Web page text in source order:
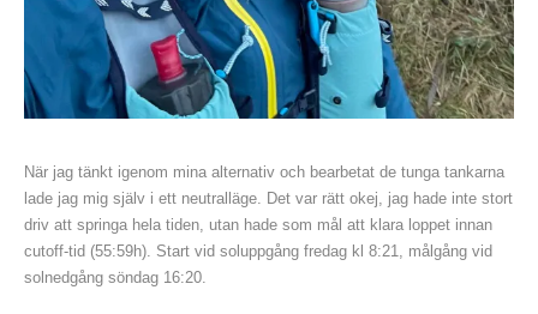
När jag tänkt igenom mina alternativ och bearbetat de tunga tankarna
lade jag mig själv i ett neutralläge. Det var rätt okej, jag hade inte stort
driv att springa hela tiden, utan hade som mål att klara loppet innan
cutoff-tid (55:59h). Start vid soluppgång fredag kl 8:21, målgång vid
solnedgång söndag 16:20.